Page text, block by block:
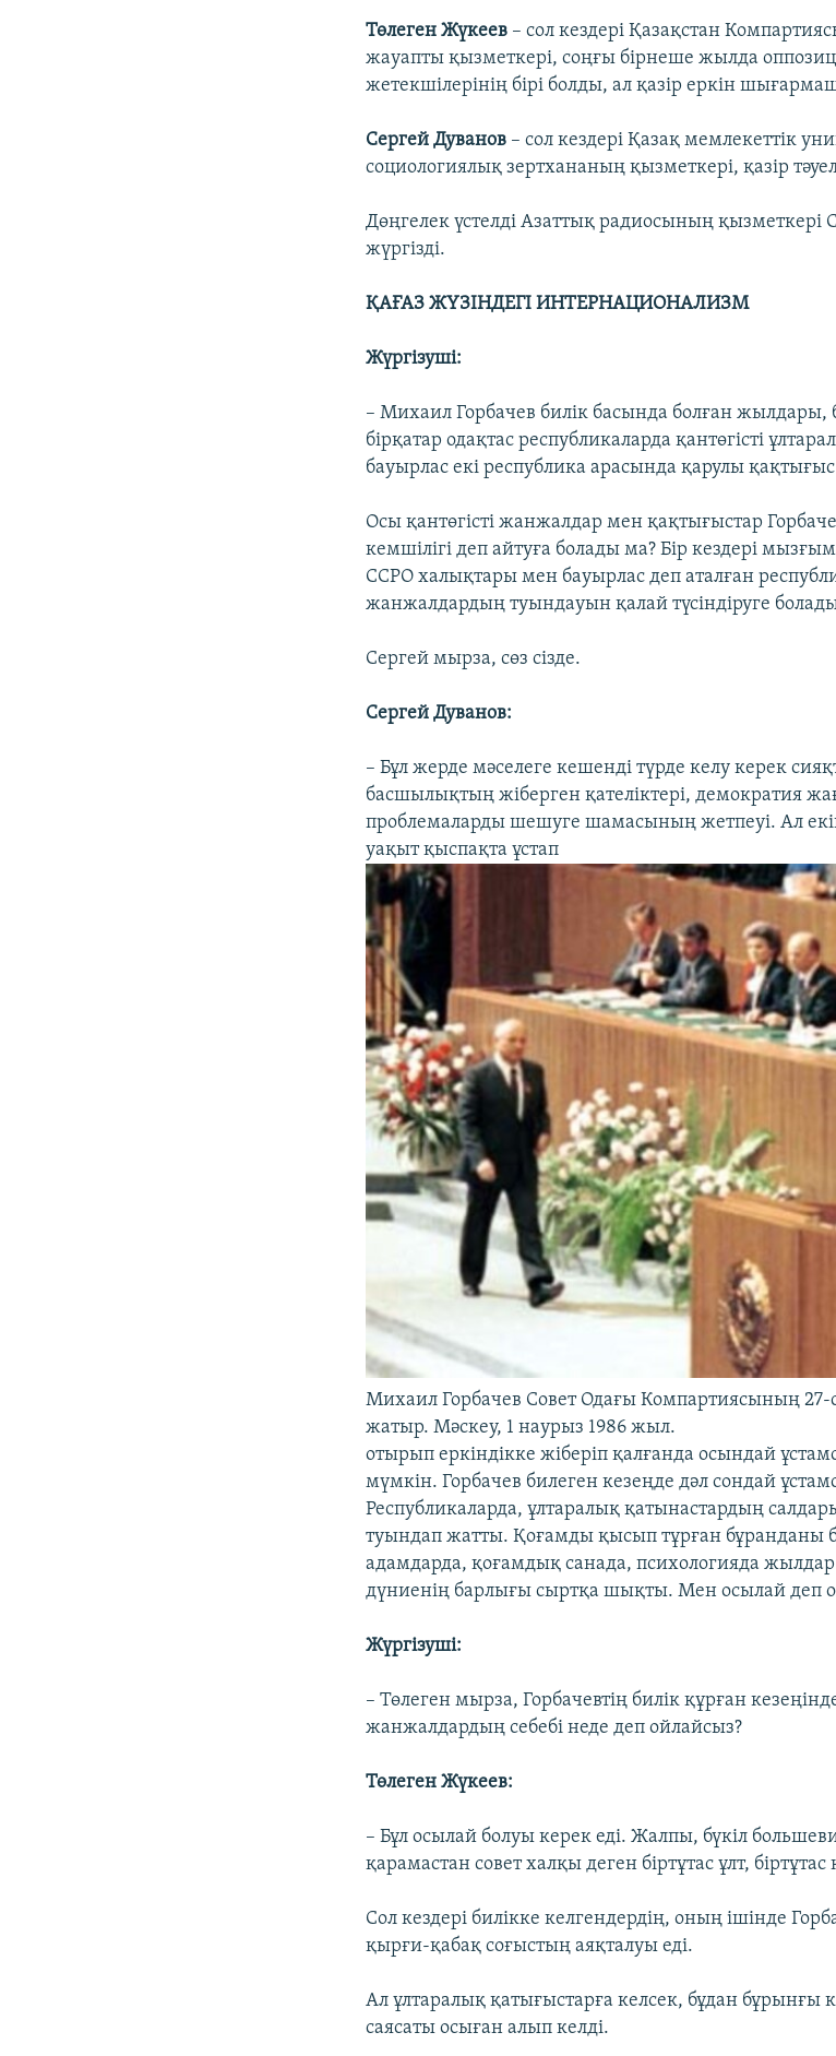
Төлеген Жүкеев – сол кездері Қазақстан
жауапты қызметкері, соңғы бірнеше жылда
жетекшілерінің бірі болды, ал қазір еркін
Сергей Дуванов – сол кездері Қазақ мемлекеттік
социологиялық зертхананың қызметкері, қазір
Дөңгелек үстелді Азаттық радиосының қызметкері
жүргізді.
ҚАҒАЗ ЖҮЗІНДЕГІ ИНТЕРНАЦИОНАЛИЗМ
Жүргізуші:
– Михаил Горбачев билік басында болған жылдары,
бірқатар одақтас республикаларда қантөгісті
бауырлас екі республика арасында қарулы
Осы қантөгісті жанжалдар мен қақтығыстар
кемшілігі деп айтуға болады ма? Бір кездері
ССРО халықтары мен бауырлас деп аталған
жанжалдардың туындауын қалай түсіндіруге
Сергей мырза, сөз сізде.
Сергей Дуванов:
– Бұл жерде мәселеге кешенді түрде келу керек
басшылықтың жіберген қателіктері, демократия
проблемаларды шешуге шамасының жетпеуі. Ал
уақыт қыспақта ұстап
Михаил Горбачев Совет Одағы Компартиясының 27-
жатыр. Мәскеу, 1 наурыз 1986 жыл.
отырып еркіндікке жіберіп қалғанда осындай
мүмкін. Горбачев билеген кезеңде дәл сондай
Республикаларда, ұлтаралық қатынастардың
туындап жатты. Қоғамды қысып тұрған бұранданы
адамдарда, қоғамдық санада, психологияда
дүниенің барлығы сыртқа шықты. Мен осылай деп
Жүргізуші:
– Төлеген мырза, Горбачевтің билік құрған
жанжалдардың себебі неде деп ойлайсыз?
Төлеген Жүкеев:
– Бұл осылай болуы керек еді. Жалпы, бүкіл
қарамастан совет халқы деген біртұтас ұлт,
Сол кездері билікке келгендердің, оның ішінде
қырғи-қабақ соғыстың аяқталуы еді.
Ал ұлтаралық қатығыстарға келсек, бұдан бұрынғы
саясаты осыған алып келді.